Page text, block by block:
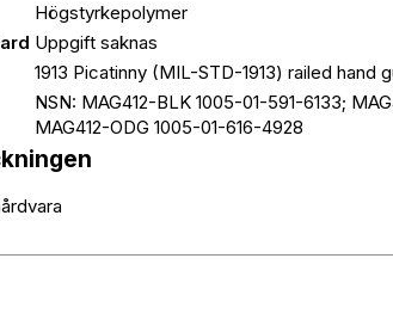
Högstyrkepolymer
Uppgift saknas
1913 Picatinny (MIL-STD-1913) railed hand
NSN: MAG412-BLK 1005-01-591-6133;
MAG412-ODG 1005-01-616-4928